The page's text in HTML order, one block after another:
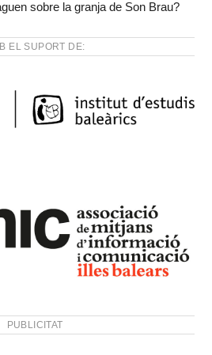
sobre la granja de Son Brau?
EL SUPORT DE:
PUBLICITAT